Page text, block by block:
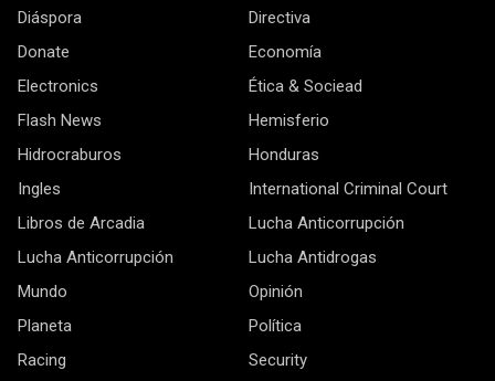
Diáspora
Directiva
Donate
Economía
Electronics
Ética & Sociead
Flash News
Hemisferio
Hidrocraburos
Honduras
Ingles
International Criminal Court
Libros de Arcadia
Lucha Anticorrupción
Lucha Anticorrupción
Lucha Antidrogas
Mundo
Opinión
Planeta
Política
Racing
Security